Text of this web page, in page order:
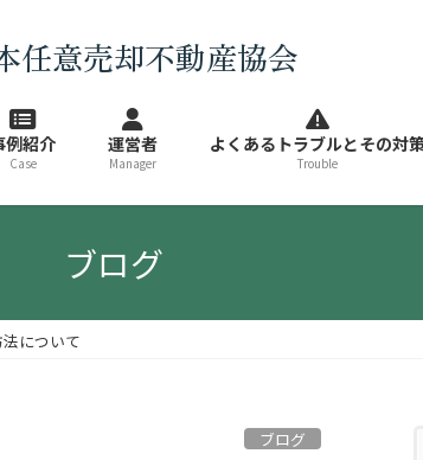
任意売却不動産協会
例紹介
Case
運営者
Manager
よくあるトラブルとその対
Trouble
ブログ
について
ブログ